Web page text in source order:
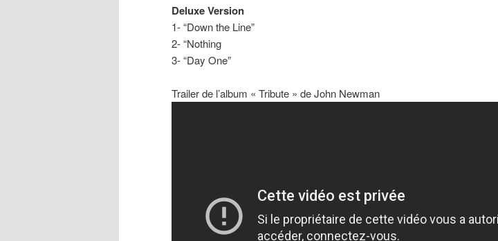
Deluxe Version
1- “Down the Line”
2- “Nothing
3- “Day One”
Trailer de l’album « Tribute » de John Newman